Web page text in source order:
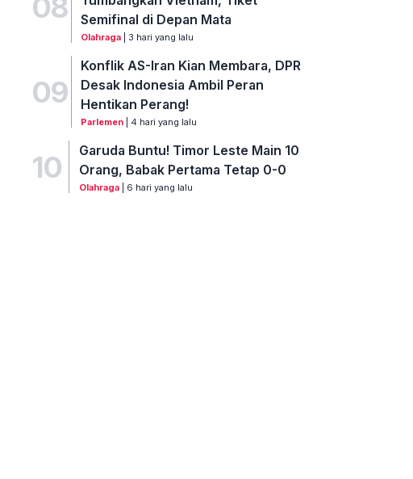
08
Semifinal di Depan Mata
Olahraga | 3 hari yang lalu
09
Konflik AS-Iran Kian Membara, DPR
Desak Indonesia Ambil Peran
Hentikan Perang!
Parlemen | 4 hari yang lalu
10
Garuda Buntu! Timor Leste Main 10
Orang, Babak Pertama Tetap 0-0
Olahraga| 6 hari yang lalu